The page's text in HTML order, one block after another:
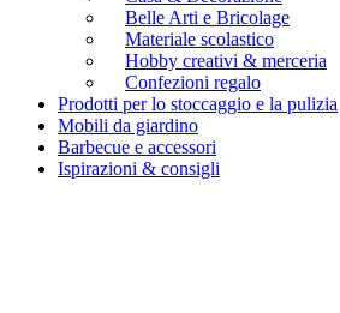
Belle Arti e Bricolage
Materiale scolastico
Hobby creativi & merceria
Confezioni regalo
Prodotti per lo stoccaggio e la pulizia
Mobili da giardino
Barbecue e accessori
Ispirazioni & consigli